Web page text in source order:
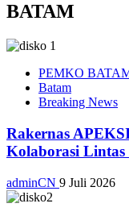
BATAM
PEMKO
Batam
Breaking News
Rakernas
Kolaborasi Lintas
adminCN 9 Juli 2026